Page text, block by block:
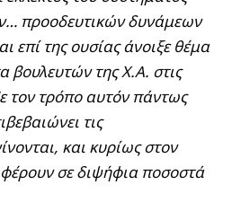
προοδευτικών δυνάμεων
επί της ουσίας άνοιξε θέμα
βουλευτών της Χ.Α. στις
τον τρόπο αυτόν πάντως
τις
και κυρίως στον
σε διψήφια ποσοστά